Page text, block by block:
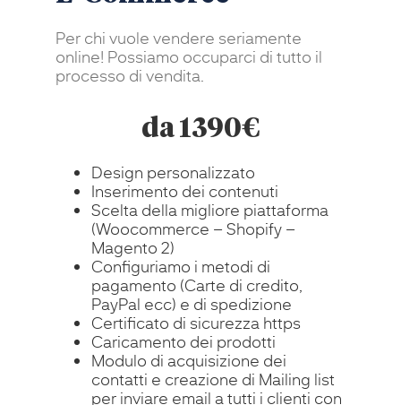
Per chi vuole vendere seriamente
online! Possiamo occuparci di tutto il
processo di vendita.
da 1390€
Design personalizzato
Inserimento dei contenuti
Scelta della migliore piattaforma
(Woocommerce – Shopify –
Magento 2)
Configuriamo i metodi di
pagamento (Carte di credito,
PayPal ecc) e di spedizione
Certificato di sicurezza https
Caricamento dei prodotti
Modulo di acquisizione dei
contatti e creazione di Mailing list
per inviare email a tutti i clienti con